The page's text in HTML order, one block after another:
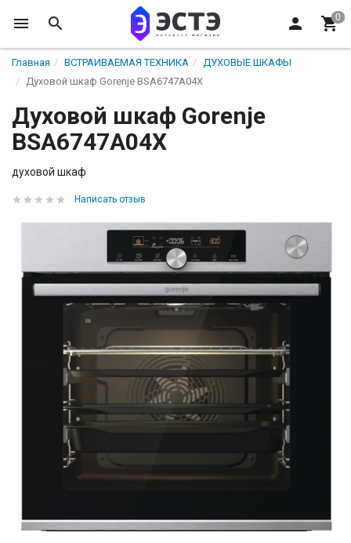
Главная ВСТРАИВАЕМАЯ ТЕХНИКА
ДУХОВЫЕ ШКАФЫ
Духовой шкаф Gorenje BSA6747A04X
Духовой шкаф Gorenje
BSA6747A04X
духовой шкаф
Написать отзыв